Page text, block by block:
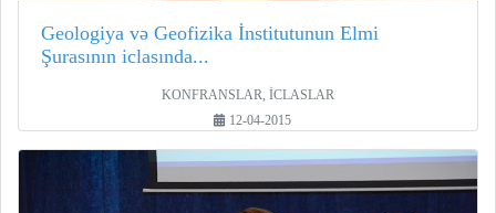
Geologiya və Geofizika İnstitutunun Elmi
Şurasının iclasında...
KONFRANSLAR, İCLASLAR
12-04-2015